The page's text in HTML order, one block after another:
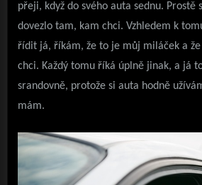
přeji, když do svého auta sednu. Prostě
dovezlo tam, kam chci. Vzhledem k
řídit já, říkám, že to je můj miláček a
chci. Každý tomu říká úplně jinak, a já
srandovně, protože si auta hodně
mám.